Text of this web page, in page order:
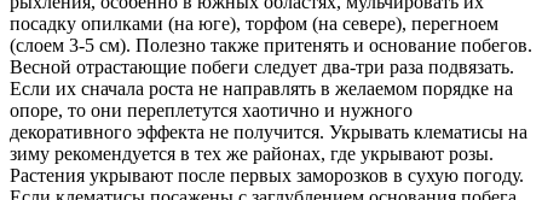
посадку опилками (на юге), торфом (на севере), перегноем
(слоем 3-5 см). Полезно также притенять и основание побегов.
Весной отрастающие побеги следует два-три раза подвязать.
Если их сначала роста не направлять в желаемом порядке на
опоре, то они переплетутся хаотично и нужного
декоративного эффекта не получится. Укрывать клематисы на
зиму рекомендуется в тех же районах, где укрывают розы.
Растения укрывают после первых заморозков в сухую погоду.